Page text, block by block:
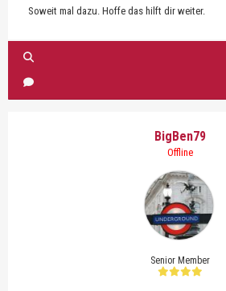
Soweit mal dazu. Hoffe das hilft dir weiter.
BigBen79
Offline
Senior Member